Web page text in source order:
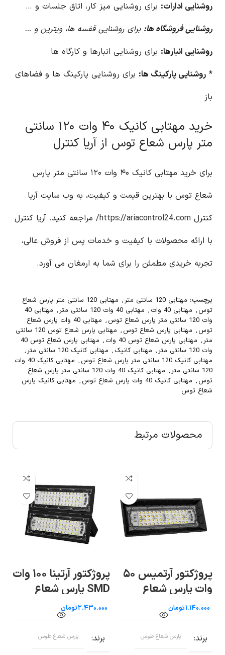
روشنایی ادارات: برای روشنایی میز کار، اتاق جلسات و …
روشنایی فروشگاه ها: برای روشنایی قفسه ها، ویترین و …
روشنایی انبارها: برای روشنایی انبارها و کارگاه ها
* روشنایی پارکینگ ها: برای روشنایی پارکینگ ها و فضاهای
باز
خرید مهتابی کانیک ۴۰ وات ۱۲۰ سانتی
متر پارس شعاع توس از آریا کنترل
برای خرید مهتابی کانیک ۴۰ وات ۱۲۰ سانتی متر پارس
شعاع توس با بهترین قیمت و کیفیت، به وب سایت آریا
کنترل https://ariacontrol24.com/ مراجعه کنید. آریا کنترل
با ارائه محصولات با کیفیت و خدمات پس از فروش عالی،
تجربه خریدی مطمئن را برای شما به ارمغان می آورد.
برچسب: مهتابی 120 سانتی متر ,
مهتابی 120 سانتی متر پارس شعاع
توس , مهتابی 40 وات , مهتابی 40 وات 120 سانتی متر ,
مهتابی 40
وات 120 سانتی متر پارس شعاع توس
,
مهتابی 40 وات پارس شعاع
توس , مهتابی پارس شعاع توس ,
مهتابی پارس شعاع توس 120 سانتی
متر, مهتابی پارس شعاع توس 40 وات ,
مهتابی پارس شعاع توس 40
وات 120 سانتی متر
, مهتابی کانیک , مهتابی کانیک 120 سانتی متر
,
مهتابی کانیک 120 سانتی متر پارس شعاع توس
,
مهتابی کانیک 40 وات
120 سانتی متر
,
مهتابی کانیک 40 وات 120 سانتی متر پارس شعاع
توس , مهتابی کانیک 40 وات پارس شعاع توس , مهتابی کانیک پارس
شعاع توس
محصولات مرتبط
پروژکتور آرتمیس ۵۰
وات پارس شعاع
طوستومان
برند پارس شعاع طوس
پروژکتور آرتینا ۱۰۰ وات
SMD پارس شعاع
طوس
تومان
برند پارس شعاع طوس